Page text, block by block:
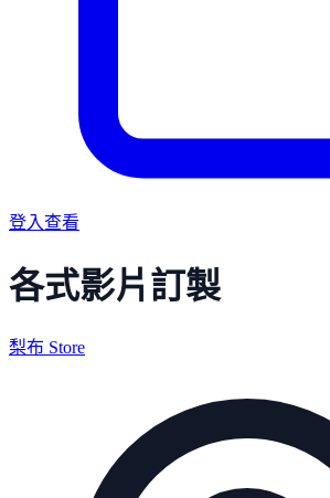
登入查看
各式影片訂製
梨布 Store